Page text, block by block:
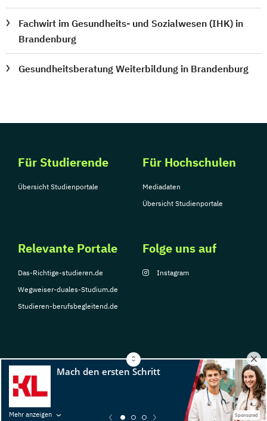
Mehr anzeigen Sponsored
Fachwirt im Gesundheits- und Sozialwesen (IHK) in
Brandenburg
Gesundheitsberatung Weiterbildung in Brandenburg
Für Studierende
Übersicht Studienportale
Für Hochschulen
Mediadaten
Übersicht Studienportale
Relevante Portale
Das-Richtige-studieren.de
Wegweiser-duales-Studium.de
Studieren-berufsbegleitend.de
Folge uns auf
Instagram
© Copyright 2026, TarGroup Media GmbH
Nutzungsbedingungen